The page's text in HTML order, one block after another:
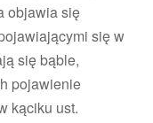
objawia się
się w
się bąble,
pojawienie
kąciku ust.